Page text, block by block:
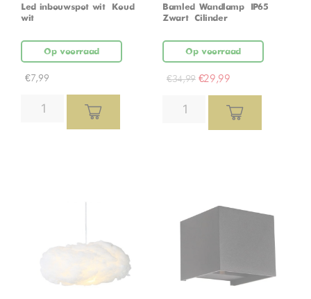
Led inbouwspot wit – Koud
wit
Op voorraad
€7,99
Bamled Wandlamp – IP65 –
Zwart – Cilinder
Op voorraad
€34,99 €29,99